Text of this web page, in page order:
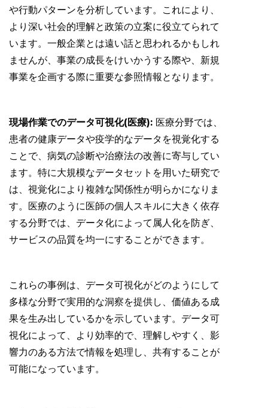
や行動パターンを分析しています。これにより、
より深い社会的理解と政策の立案に役立てられて
います。一般企業とは遠い話と思われるかもしれ
ませんが、事業の成長をけいかうする際や、新規
事業を企画する際に重要な参照情報となります。
現場作業でのデータ可視化(医療): 医療分野では、
患者の健康データや疫学的なデータを視覚化する
ことで、病気の診断や治療法の改善に寄与してい
ます。特に大規模なデータセットを用いた研究で
は、視覚化により複雑な関係性が明らかになりま
す。医療のように医師の個人スキルに大きく依存
する分野では、データ化によって属人化を防ぎ、
サービスの品質を均一にすることができます。
これらの事例は、データ可視化がどのようにして
多様な分野で実用的な洞察を提供し、価値ある成
果を生み出しているかを示しています。データ可
視化によって、より効率的で、理解しやすく、影
響力のある方法で情報を処理し、共有することが
可能になっています。